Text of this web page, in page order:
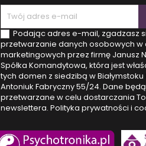
Podając adres e-mail, zgadzasz
przetwarzanie danych osobowych w
marketingowych przez firmę Janusz
Spółka Komandytowa, która jest
tych domen z siedzibą w Białymstoku
Antoniuk Fabryczny 55/24. Dane będą
przetwarzane w celu dostarczania
newslettera. Polityka prywatności i